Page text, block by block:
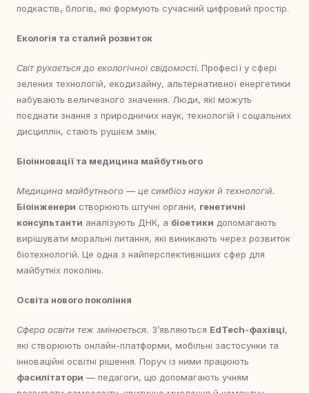
подкастів, блогів, які формують сучасний цифровий простір.
Екологія та сталий розвиток
Світ рухається до екологічної свідомості. Професії у сфері
зелених технологій, екодизайну, альтернативної енергетики
набувають величезного значення. Люди, які можуть
поєднати знання з природничих наук, технологій і соціальних
дисциплін, стають рушієм змін.
Біоінновації та медицина майбутнього
Медицина майбутнього — це симбіоз науки й технологій.
Біоінженери створюють штучні органи, генетичні
консультанти аналізують ДНК, а біоетики допомагають
вирішувати моральні питання, які виникають через розвиток
біотехнологій. Це одна з найперспективніших сфер для
майбутніх поколінь.
Освіта нового покоління
Сфера освіти теж змінюється. З’являються EdTech-фахівці,
які створюють онлайн-платформи, мобільні застосунки та
інноваційні освітні рішення. Поруч із ними працюють
фасилітатори — педагоги, що допомагають учням